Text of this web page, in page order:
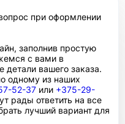
при оформлении
заполнив простую
с вами в
вашего заказа.
одному из наших
52-37 или +375-29-
рады ответить на все
лучший вариант для